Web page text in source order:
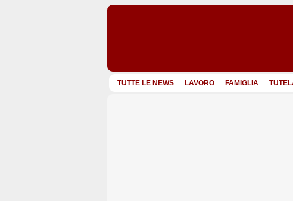
TUTTE LE NEWS LAVORO FAMIGLIA